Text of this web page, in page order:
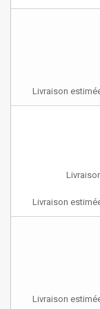
Livraison
Livraison
Livraison